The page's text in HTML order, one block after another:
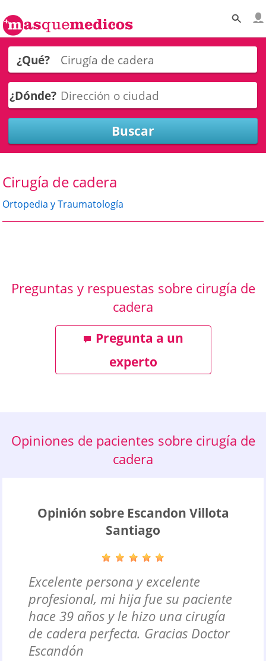
¿Qué?
¿Dónde?
Cirugía de cadera
Ortopedia y Traumatología
Preguntas y respuestas sobre cirugía de
cadera
Pregunta a un
experto
Opiniones de pacientes sobre cirugía de
cadera
Opinión sobre Escandon Villota
Santiago
Excelente persona y excelente
profesional, mi hija fue su paciente
hace 39 años y le hizo una cirugía
de cadera perfecta. Gracias Doctor
Escandón